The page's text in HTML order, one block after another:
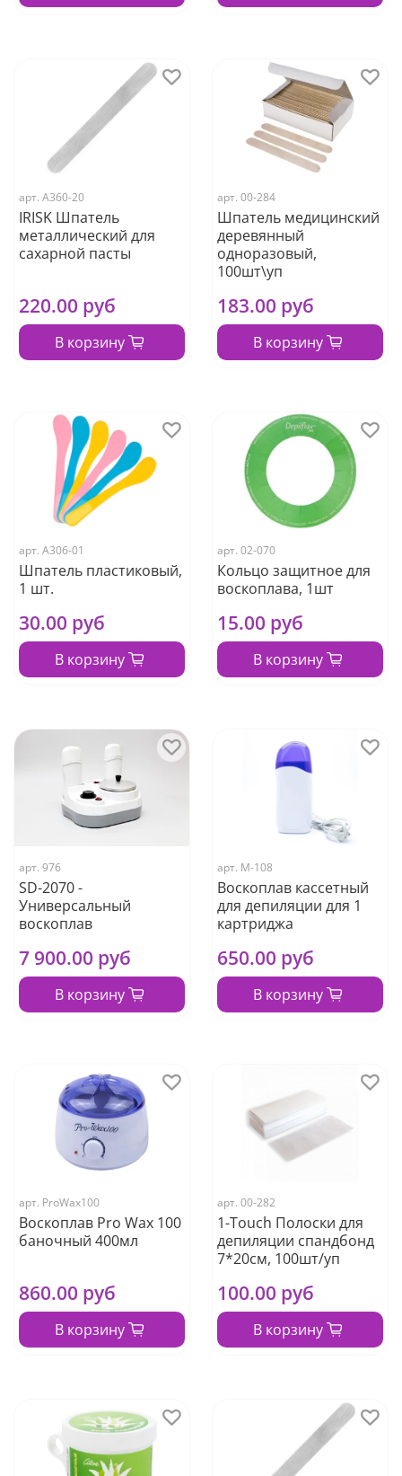
арт. А360-20
IRISK Шпатель
металлический для
сахарной пасты
220.00 руб
В корзину
арт. 00-284
Шпатель медицинский
деревянный
одноразовый,
100шт\уп
183.00 руб
В корзину
арт. А306-01
Шпатель пластиковый,
1 шт.
30.00 руб
В корзину
арт. 02-070
Кольцо защитное для
воскоплава, 1шт
15.00 руб
В корзину
арт. 976
SD-2070 -
Универсальный
воскоплав
7 900.00 руб
В корзину
арт. М-108
Воскоплав кассетный
для депиляции для 1
картриджа
650.00 руб
В корзину
арт. ProWax100
Воскоплав Pro Wax 100
баночный 400мл
860.00 руб
В корзину
арт. 00-282
1-Touch Полоски для
депиляции спандбонд
7*20см, 100шт/уп
100.00 руб
В корзину